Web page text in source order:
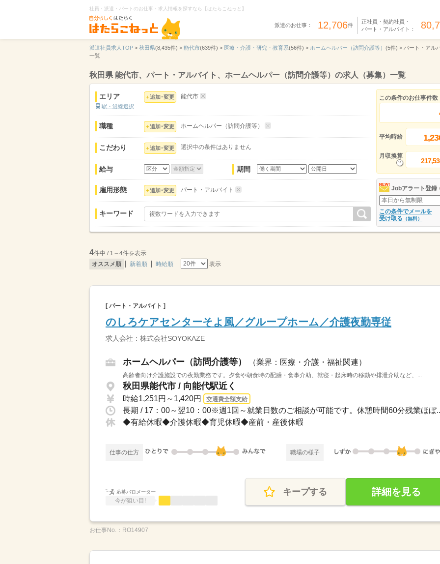
社員・派遣・パートのお仕事・求人情報を探すなら【はたらこねっと】
派遣のお仕事： 12,706件
正社員・契約社員・
パート・アルバイト：
派遣社員求人TOP > 秋田県(8,435件) > 能代市(639件) > 医療・介護・研究・教育系(56件) > ホームヘルパー（訪問介護等） (5件) > パート・アル
一覧
秋田県 能代市、パート・アルバイト、ホームヘルパー（訪問介護等）の求人（募集）一覧
エリア
駅・沿線選択
追加･変更 能代市
職種 追加･変更 ホームヘルパー（訪問介護等）
こだわり 追加･変更 選択中の条件はありません
給与 期間
雇用形態 追加･変更 パート・アルバイト
キーワード
この条件のお仕事件数
平均時給
月収換算
Jobアラート登録
この条件でメールを
受け取る （無料）
4件中 / 1～4件を表示
オススメ順
新着順 時給順 表示
[ パート・アルバイト ]
のしろケアセンターそよ風／グループホーム／介護夜勤専従
求人会社：株式会社SOYOKAZE
ホームヘルパー（訪問介護等） （業界：医療・介護・福祉関連）
高齢者向け介護施設での夜勤業務です。夕食や朝食時の配膳・食事介助、就寝・起床時の移動や排泄介助など、...
秋田県能代市 / 向能代駅近く
時給1,251円～1,420円 交通費全額支給
長期 / 17：00～翌10：00※週1回～就業日数のご相談が可能です。休憩時間60分残業ほぼ
◆有給休暇◆介護休暇◆育児休暇◆産前・産後休暇
仕事の仕方 職場の様子
応募バロメーター
今が狙い目!
キープする 詳細を見る
お仕事No.： RO14907